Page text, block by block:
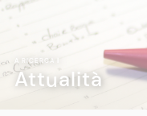
A RICERCA
Attualità